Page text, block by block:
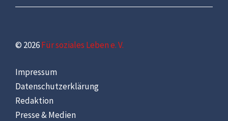
© 2026Für soziales Leben e. V.
Impressum
Datenschutzerklärung
Redaktion
Presse & Medien